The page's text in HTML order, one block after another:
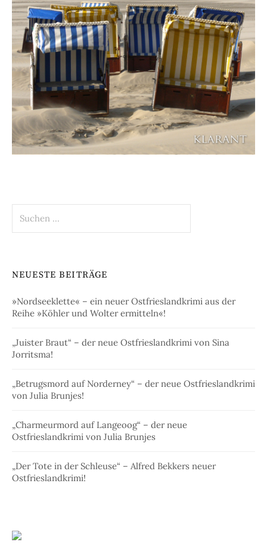
nach:
NEUESTE BEITRÄGE
»Nordseeklette« – ein neuer Ostfrieslandkrimi aus der
Reihe »Köhler und Wolter ermitteln«!
„Juister Braut“ – der neue Ostfrieslandkrimi von Sina
Jorritsma!
„Betrugsmord auf Norderney“ – der neue Ostfrieslandkrimi
von Julia Brunjes!
„Charmeurmord auf Langeoog“ – der neue
Ostfrieslandkrimi von Julia Brunjes
„Der Tote in der Schleuse“ – Alfred Bekkers neuer
Ostfrieslandkrimi!